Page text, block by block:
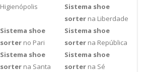
Higienópolis
Sistema shoe
sorterna Liberdade
Sistema shoe
sorterno Pari
Sistema shoe
sorterna República
Sistema shoe
sorterna Santa
Sistema shoe
sorterna Sé